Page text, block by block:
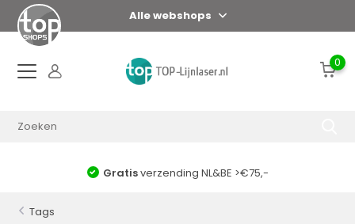
Alle webshops
0
Gratisverzending NL&BE >€75,-
Tags